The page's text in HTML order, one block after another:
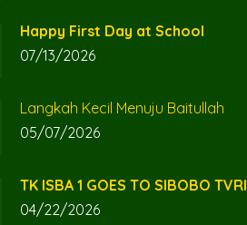
Happy First Day at School
07/13/2026
Langkah Kecil Menuju Baitullah
05/07/2026
TK ISBA 1 GOES TO SIBOBO TVRI
04/22/2026